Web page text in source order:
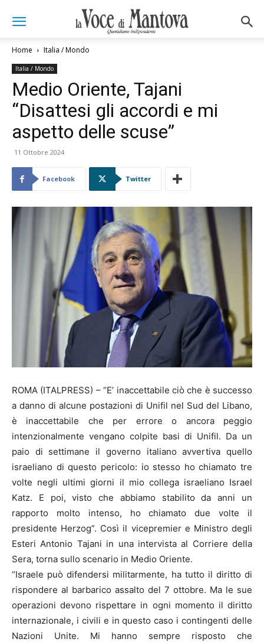
Home Italia / Mondo
Italia / Mondo
Medio Oriente, Tajani
“Disattesi gli accordi e mi
aspetto delle scuse”
11 Ottobre 2024
Facebook Twitter
ROMA (ITALPRESS) – “E’ inaccettabile ciò che è successo
a danno di alcune postazioni di Unifil nel Sud del Libano,
è inaccettabile che per errore o ancora peggio
intenzionalmente vengano colpite basi di Unifil. Da un
paio di settimane il governo italiano avvertiva quello
israeliano di questo pericolo: io stesso ho chiamato tre
volte negli ultimi giorni il mio collega israeliano Israel
Katz. E poi, visto che abbiamo stabilito da anni un
rapporto molto intenso, ho chiamato due volte il
presidente Herzog”. Così il vicepremier e Ministro degli
Esteri Antonio Tajani in una intervista al Corriere della
Sera, torna sullo scenario in Medio Oriente.
“Israele può difendersi militarmente, ha tutto il diritto di
rispondere al barbarico assalto del 7 ottobre. Ma le sue
operazioni devono rispettare in ogni momento il diritto
internazionale, i civili e in questo caso i contingenti delle
Nazioni Unite. Mi hanno sempre risposto che